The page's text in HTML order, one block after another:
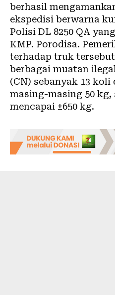
berhasil
ekspedisi berwarna
Polisi DL 8250 QA
KMP. Porodisa.
terhadap truk
berbagai muatan
(CN) sebanyak 13 koli
masing-masing 50
mencapai ±650 kg.